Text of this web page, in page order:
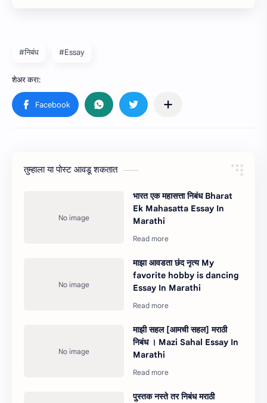
#निबंध #Essay
तुम्‍हाला या पोस्‍ट आवडू शकतात
भारत एक महासत्ता निबंध Bharat
Ek Mahasatta Essay In
Marathi
माझा आवडता छंद नृत्य My
favorite hobby is dancing
Essay In Marathi
माझी सहल [आमची सहल] मराठी
निबंध । Mazi Sahal Essay In
Marathi
पुस्तक नस्ते तर निबंध मराठी